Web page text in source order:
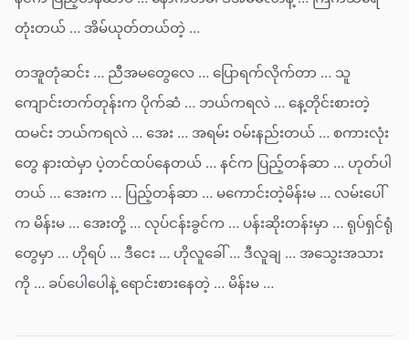
တုံးတယ် … အိမ်ယုတ်တယ်တဲ့ …
တအူတုံဆင်း … ညီအမတွေလေ … ပြောရက်လိုက်တာ … သူ
ကျောင်းတက်တုန်းက ပိုက်ဆံ … ဘယ်ကရလဲ … နေ့တိုင်းစားတဲ့
ထမင်း ဘယ်ကရလဲ … အေး … အရမ်း ဝမ်းနည်းတယ် … စကားလုံး
တွေ နားထဲမှာ ပဲ့တင်ထပ်နေတယ် … နင်က ပြည့်တန်ဆာ … ဟုတ်ပါ
တယ် … အေးက … ပြည့်တန်ဆာ … မကောင်းတဲ့မိန်းမ … လမ်းပေါ်
က မိန်းမ … အေးတို့ … လုပ်ငန်းခွင်က … ပန်းဆိုးတန်းမှာ … ရုပ်ရှင်ရုံ
တွေမှာ … ဟိုရပ် … ဒီငေး … ဟိုလူခေါ် … ဒီလူချ … အသွေးအသား
ကို … ခပ်ပေါပေါနဲ့ ရောင်းစားနေတဲ့ … မိန်းမ …